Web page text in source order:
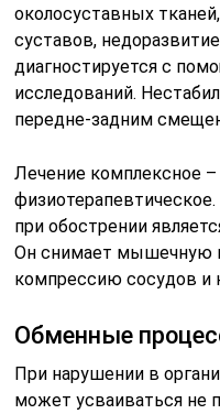
околосуставных
суставов,
диагностируется с
исследований.
передне-задним
Лечение комплексное
при обострении
Он снимает мышечную
компрессию сосудов и
Обменные
При нарушении в
может усваиваться не